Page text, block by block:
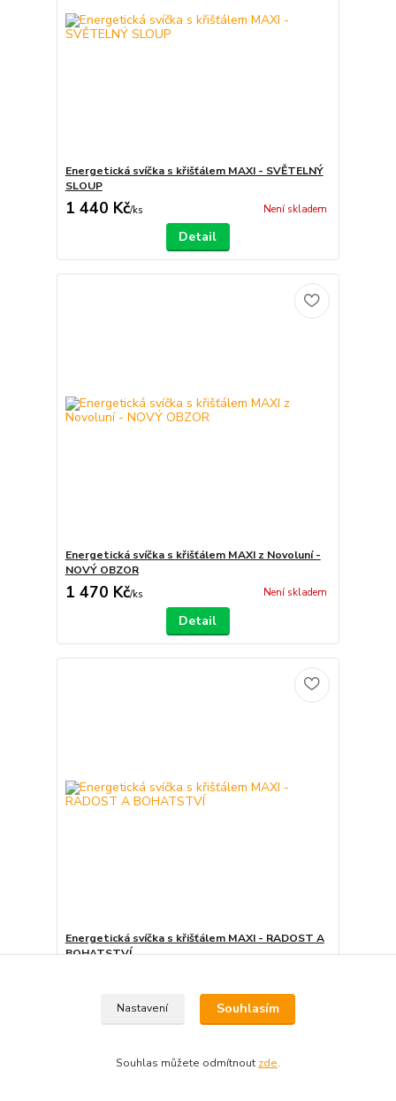
Energetická svíčka s křišťálem MAXI - SVĚTELNÝ
SLOUP
1 440 Kč/ks Není skladem
Detail
Energetická svíčka s křišťálem MAXI z Novoluní -
NOVÝ OBZOR
1 470 Kč/ks Není skladem
Detail
Energetická svíčka s křišťálem MAXI - RADOST A
BOHATSTVÍ
Nastavení Souhlasím
Souhlas můžete odmítnout zde.